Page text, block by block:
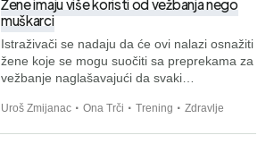
Žene imaju više koristi od vežbanja nego
muškarci
Istraživači se nadaju da će ovi nalazi osnažiti
žene koje se mogu suočiti sa preprekama za
vežbanje naglašavajući da svaki…
Uroš Zmijanac Ona Trči Trening Zdravlje